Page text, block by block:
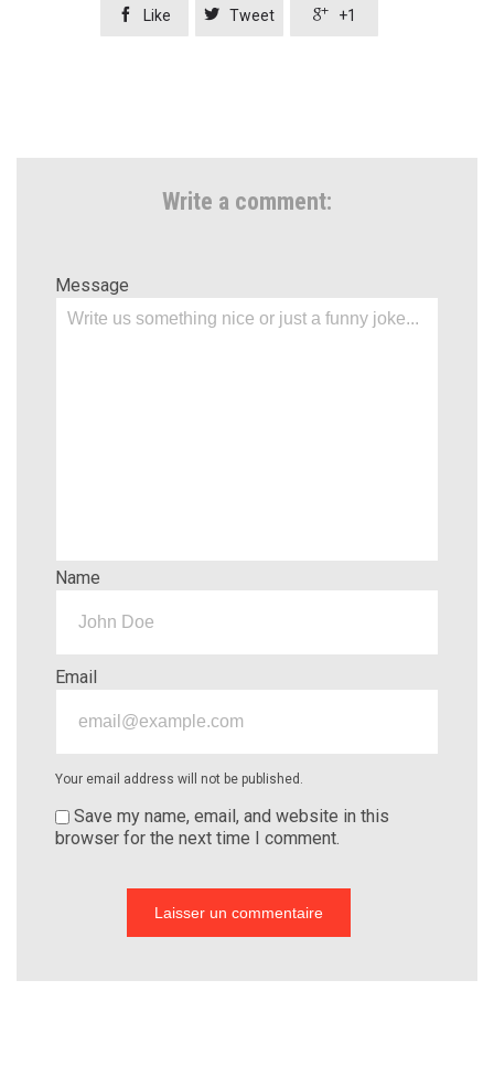
 Like  Tweet  +1
Write a comment:
Message
Name
Email
Your email address will not be published.
Save my name, email, and website in this
browser for the next time I comment.